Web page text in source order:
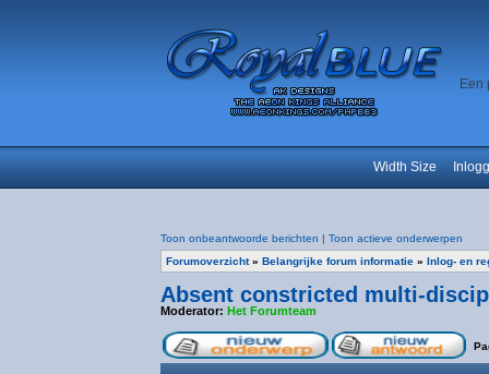
Een
Width Size
Toon onbeantwoorde berichten | Toon actieve onderwerpen
Forumoverzicht» Belangrijke forum informatie » Inlog- en
Absent constricted multi-
Moderator: Het Forumteam